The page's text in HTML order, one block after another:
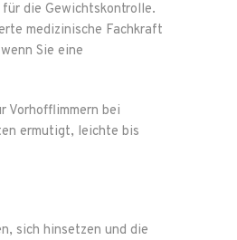
die Gewichtskontrolle.
medizinische Fachkraft
Sie eine
Vorhofflimmern bei
ermutigt, leichte bis
sich hinsetzen und die